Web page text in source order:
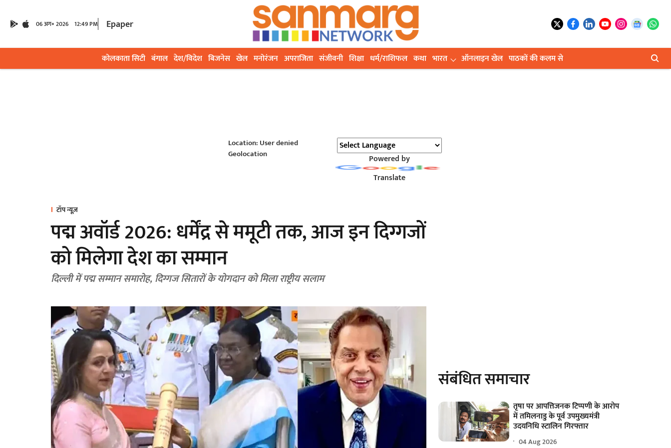
06 अग॰ 2026 12:49 PM Epaper
कोलकाता सिटी बंगाल देश/विदेश बिजनेस खेल मनोरंजन अपराजिता संजीवनी शिक्षा धर्म/राशिफल कथा भारत ऑनलाइन खेल पाठकों की कलम से
Location: User denied
Geolocation
Powered by
Translate
टॉप न्यूज़
पद्म अवॉर्ड 2026: धर्मेंद्र से ममूटी तक, आज इन दिग्गजों
को मिलेगा देश का सम्मान
दिल्ली में पद्म सम्मान समारोह, दिग्गज सितारों के योगदान को मिला राष्ट्रीय सलाम
संबंधित समाचार
तृषा पर आपत्तिजनक टिप्पणी के आरोप
में तमिलनाडु के पूर्व उपमुख्यमंत्री
उदयनिधि स्टालिन गिरफ्तार
04 Aug 2026